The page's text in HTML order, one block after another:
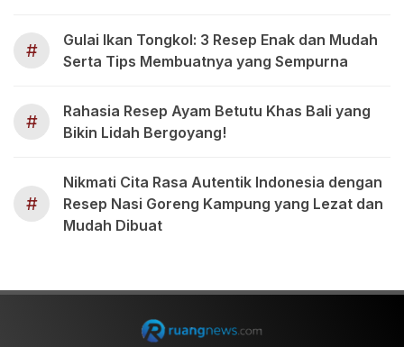
#
Gulai Ikan Tongkol: 3 Resep Enak dan Mudah
Serta Tips Membuatnya yang Sempurna
#
Rahasia Resep Ayam Betutu Khas Bali yang
Bikin Lidah Bergoyang!
#
Nikmati Cita Rasa Autentik Indonesia dengan
Resep Nasi Goreng Kampung yang Lezat dan
Mudah Dibuat